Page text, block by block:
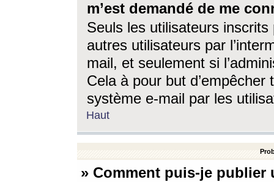
m’est demandé de me
Seuls les utilisateurs
autres utilisateurs par
mail, et seulement si
Cela à pour but
système e-mail par les
Haut
» Comment puis-je